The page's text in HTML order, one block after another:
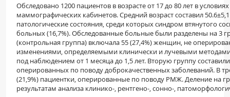
Обследовано 1200 пациентов в возрасте от 17 до 80 лет в
маммографических кабинетов. Средний возраст составил
патологические состояния, среди которых синдром втянутого
больных (16,7%). Обследованные больные были разделены на 3
(контрольная группа) включала 55 (27,4%) женщин, не
изменениями, определяемыми клинически и лучевыми
под наблюдением от 1 месяца до 1,5 лет. Вторую группу
оперированных по поводу доброкачественных заболеваний. В
(21,9%) пациентки, оперированные по поводу РМЖ. Деление на
результатам анализа клинико-, рентгено-, сонно-,